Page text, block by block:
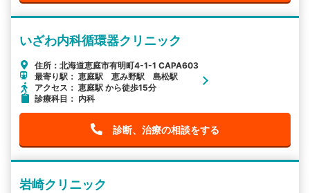
いざわ内科循環器クリニック
住所：北海道恵庭市有明町4-1-1 CAPA603
最寄り駅： 恵庭駅 恵み野駅 島松駅
アクセス： 恵庭駅 から徒歩15分
診療科目： 内科
診断、治療の相談をする
岩崎クリニック